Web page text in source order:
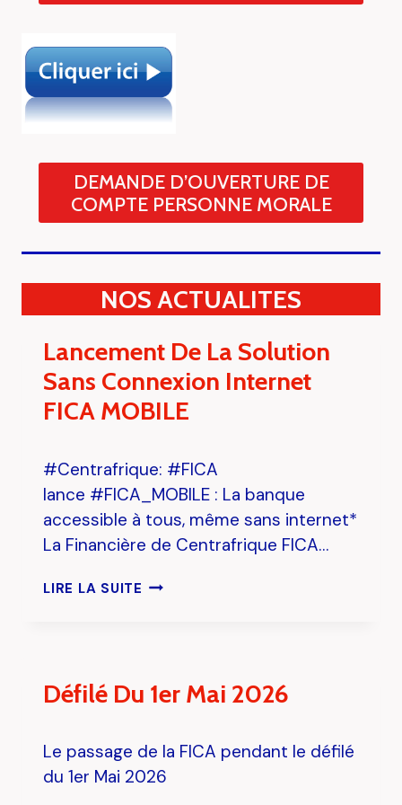
DEMANDE D’OUVERTURE DE
COMPTE PERSONNE MORALE
NOS ACTUALITES
Lancement De La Solution
Sans Connexion Internet
FICA MOBILE
#Centrafrique: #FICA
lance #FICA_MOBILE : La banque
accessible à tous, même sans internet*
La Financière de Centrafrique FICA…
LIRE LA SUITE L
M
E
T
D
E
Défilé Du 1er Mai 2026
Le passage de la FICA pendant le défilé
du 1er Mai 2026